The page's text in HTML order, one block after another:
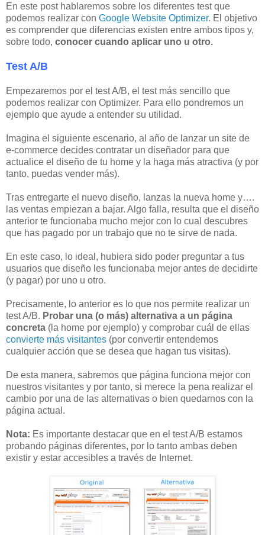
En este post hablaremos sobre los diferentes test que
podemos realizar con Google Website Optimizer. El objetivo
es comprender que diferencias existen entre ambos tipos y,
sobre todo, conocer cuando aplicar uno u otro.
Test A/B
Empezaremos por el test A/B, el test más sencillo que
podemos realizar con Optimizer. Para ello pondremos un
ejemplo que ayude a entender su utilidad.
Imagina el siguiente escenario, al año de lanzar un site de
e-commerce decides contratar un diseñador para que
actualice el diseño de tu home y la haga más atractiva (y por
tanto, puedas vender más).
Tras entregarte el nuevo diseño, lanzas la nueva home y….
las ventas empiezan a bajar. Algo falla, resulta que el diseño
anterior te funcionaba mucho mejor con lo cual descubres
que has pagado por un trabajo que no te sirve de nada.
En este caso, lo ideal, hubiera sido poder preguntar a tus
usuarios que diseño les funcionaba mejor antes de decidirte
(y pagar) por uno u otro.
Precisamente, lo anterior es lo que nos permite realizar un
test A/B. Probar una (o más) alternativa a un página
concreta (la home por ejemplo) y comprobar cuál de ellas
convierte más visitantes (por convertir entendemos
cualquier acción que se desea que hagan tus visitas).
De esta manera, sabremos que página funciona mejor con
nuestros visitantes y por tanto, si merece la pena realizar el
cambio por una de las alternativas o bien quedarnos con la
página actual.
Nota: Es importante destacar que en el test A/B estamos
probando páginas diferentes, por lo tanto ambas deben
existir y estar accesibles a través de Internet.